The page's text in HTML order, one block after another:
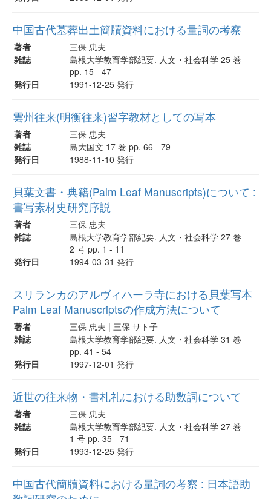
中国古代墓葬出土簡牘資料における量詞の考察
著者
三保 忠夫
雑誌
島根大学教育学部紀要. 人文・社会科学 25 巻
pp. 15 - 47
発行日
1991-12-25 発行
雲州往来(明衡往来)習字教材としての写本
著者
三保 忠夫
雑誌
島大国文 17 巻 pp. 66 - 79
発行日
1988-11-10 発行
貝葉文書・典籍(Palm Leaf Manuscripts)について :
書写素材史研究序説
著者
三保 忠夫
雑誌
島根大学教育学部紀要. 人文・社会科学 27 巻
2 号 pp. 1 - 11
発行日
1994-03-31 発行
スリランカのアルヴィハーラ寺における貝葉写本
Palm Leaf Manuscriptsの作成方法について
著者
三保 忠夫 | 三保 サト子
雑誌
島根大学教育学部紀要. 人文・社会科学 31 巻
pp. 41 - 54
発行日
1997-12-01 発行
近世の往来物・書札礼における助数詞について
著者
三保 忠夫
雑誌
島根大学教育学部紀要. 人文・社会科学 27 巻
1 号 pp. 35 - 71
発行日
1993-12-25 発行
中国古代簡牘資料における量詞の考察 : 日本語助